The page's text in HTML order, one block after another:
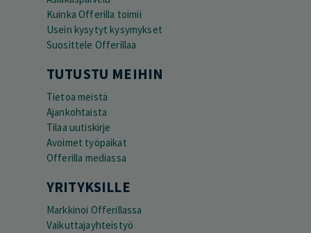
Kuinka Offerilla toimii
Usein kysytyt kysymykset
Suosittele Offerillaa
TUTUSTU MEIHIN
Tietoa meistä
Ajankohtaista
Tilaa uutiskirje
Avoimet työpaikat
Offerilla mediassa
YRITYKSILLE
Markkinoi Offerillassa
Vaikuttajayhteistyö